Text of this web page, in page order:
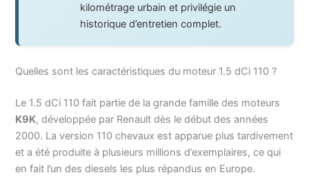
kilométrage urbain et privilégie un
historique d’entretien complet.
Quelles sont les caractéristiques du moteur 1.5 dCi 110 ?
Le 1.5 dCi 110 fait partie de la grande famille des moteurs
K9K, développée par Renault dès le début des années
2000. La version 110 chevaux est apparue plus tardivement
et a été produite à plusieurs millions d’exemplaires, ce qui
en fait l’un des diesels les plus répandus en Europe.